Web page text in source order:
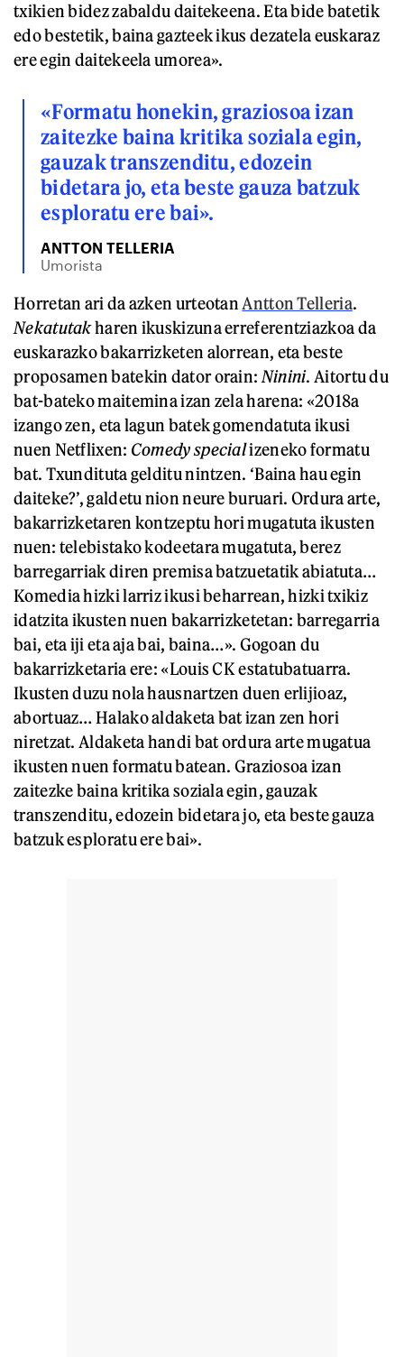
txikien bidez zabaldu daitekeena. Eta bide batetik
edo bestetik, baina gazteek ikus dezatela euskaraz
ere egin daitekeela umorea».
«Formatu honekin, graziosoa izan
zaitezke baina kritika soziala egin,
gauzak transzenditu, edozein
bidetara jo, eta beste gauza batzuk
esploratu ere bai».
ANTTON TELLERIA
Umorista
Horretan ari da azken urteotan Antton Telleria.
Nekatutakharen ikuskizuna erreferentziazkoa da
euskarazko bakarrizketen alorrean, eta beste
proposamen batekin dator orain: Ninini. Aitortu du
bat-bateko maitemina izan zela harena: «2018a
izango zen, eta lagun batek gomendatuta ikusi
nuen Netflixen: Comedy specializeneko formatu
bat. Txundituta gelditu nintzen. ‘Baina hau egin
daiteke?’, galdetu nion neure buruari. Ordura arte,
bakarrizketaren kontzeptu hori mugatuta ikusten
nuen: telebistako kodeetara mugatuta, berez
barregarriak diren premisa batzuetatik abiatuta…
Komedia hizki larriz ikusi beharrean, hizki txikiz
idatzita ikusten nuen bakarrizketetan: barregarria
bai, eta iji eta aja bai, baina…». Gogoan du
bakarrizketaria ere: «Louis CK estatubatuarra.
Ikusten duzu nola hausnartzen duen erlijioaz,
abortuaz… Halako aldaketa bat izan zen hori
niretzat. Aldaketa handi bat ordura arte mugatua
ikusten nuen formatu batean. Graziosoa izan
zaitezke baina kritika soziala egin, gauzak
transzenditu, edozein bidetara jo, eta beste gauza
batzuk esploratu ere bai».